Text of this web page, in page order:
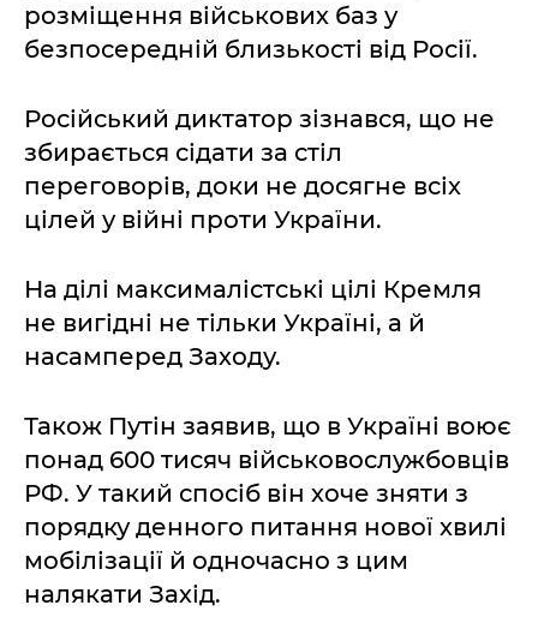
розміщення військових баз у
безпосередній близькості від Росії.
Російський диктатор зізнався, що не
збирається сідати за стіл
переговорів, доки не досягне всіх
цілей у війні проти України.
На ділі максималістські цілі Кремля
не вигідні не тільки Україні, а й
насамперед Заходу.
Також Путін заявив, що в Україні воює
понад 600 тисяч військовослужбовців
РФ. У такий спосіб він хоче зняти з
порядку денного питання нової хвилі
мобілізації й одночасно з цим
налякати Захід.